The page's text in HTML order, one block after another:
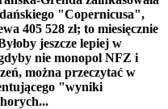
"Copernicusa",
405 528 zł; to miesięcznie
jeszcze lepiej w
nie monopol NFZ i
można przeczytać w
"wyniki